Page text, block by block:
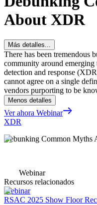
About XDR
Más detalles...
There has been tremendous
community around
detection and response
cannot agree on a single
vendors purporting to be
Menos detalles
Ver ahora Webinar
XDR
Debunking Common Myths
Webinar
Recursos relacionados
Webinar
RSAC 2025 Show Floor